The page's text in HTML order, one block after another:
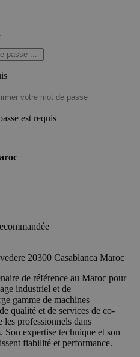
est requis
20300 Casablanca Maroc
de référence au Maroc pour
industriel et de
gamme de machines
qualité et de services de co-
les professionnels dans
Son expertise technique et son
fiabilité et performance.